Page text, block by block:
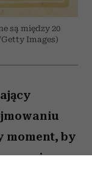
są między 20
Images)
moment, by